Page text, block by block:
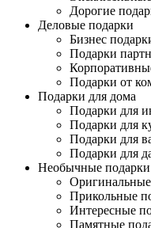
Дорогие
Деловые подарки
Бизнес
Подарки
Подарки от
Подарки для дома
Подарки для
Подарки для
Подарки для
Подарки для
Необычные подарки
Прикольные
Интересные
Памятные